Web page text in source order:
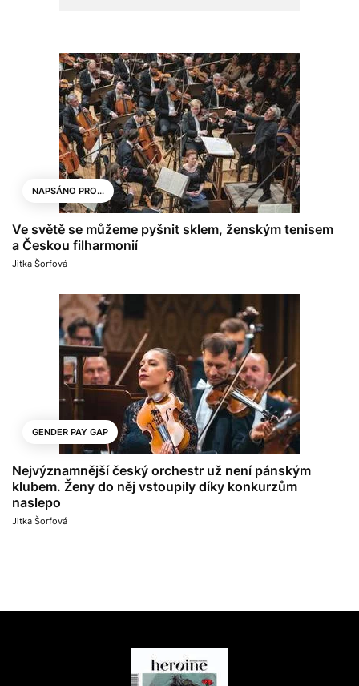
NAPSÁNO PRO...
Ve světě se můžeme pyšnit sklem, ženským tenisem
a Českou filharmonií
Jitka Šorfová
GENDER PAY GAP
Nejvýznamnější český orchestr už není pánským
klubem. Ženy do něj vstoupily díky konkurzům
naslepo
Jitka Šorfová